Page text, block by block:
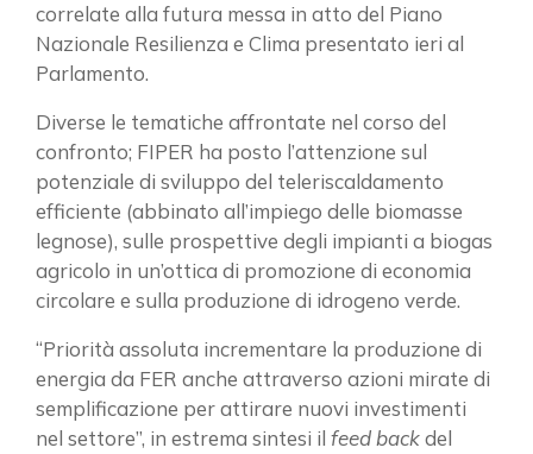
correlate alla futura messa in atto del Piano
Nazionale Resilienza e Clima presentato ieri al
Parlamento.
Diverse le tematiche affrontate nel corso del
confronto; FIPER ha posto l’attenzione sul
potenziale di sviluppo del teleriscaldamento
efficiente (abbinato all’impiego delle biomasse
legnose), sulle prospettive degli impianti a biogas
agricolo in un’ottica di promozione di economia
circolare e sulla produzione di idrogeno verde.
“Priorità assoluta incrementare la produzione di
energia da FER anche attraverso azioni mirate di
semplificazione per attirare nuovi investimenti
nel settore”, in estrema sintesi il feed backdel